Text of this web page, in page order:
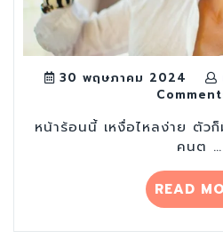
30 พฤษภาคม 2024
หน้าร้อนนี้ เหงื่อไหลง่าย ตัว
คนต …
READ